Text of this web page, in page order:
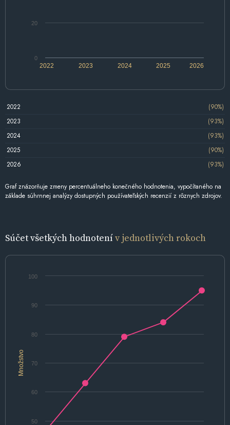
2022 2024 2026
2023 2025
0
20
2022
(90%)
2023
(93%)
2024
(93%)
2025
(90%)
2026
(93%)
Graf znázorňuje zmeny percentuálneho konečného hodnotenia, vypočítaného na
základe súhrnnej analýzy dostupných používateľských recenzií z rôznych zdrojov.
Súčet všetkých hodnotenív jednotlivých rokoch
Množstvo
50
60
70
80
90
100